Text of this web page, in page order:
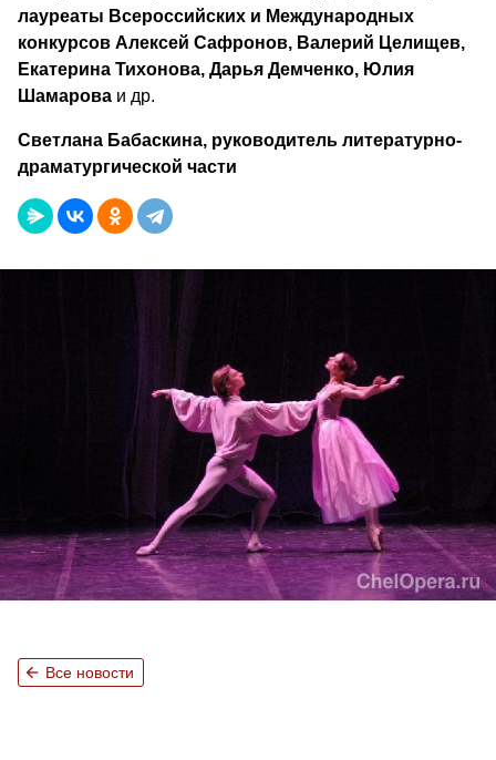
лауреаты Всероссийских и Международных
конкурсов Алексей Сафронов, Валерий Целищев,
Екатерина Тихонова, Дарья Демченко, Юлия
Шамарова и др.
Светлана Бабаскина, руководитель литературно-
драматургической части
arrow_back Все новости